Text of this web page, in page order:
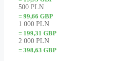
500 PLN
= 99,66 GBP
1 000 PLN
= 199,31 GBP
2 000 PLN
= 398,63 GBP